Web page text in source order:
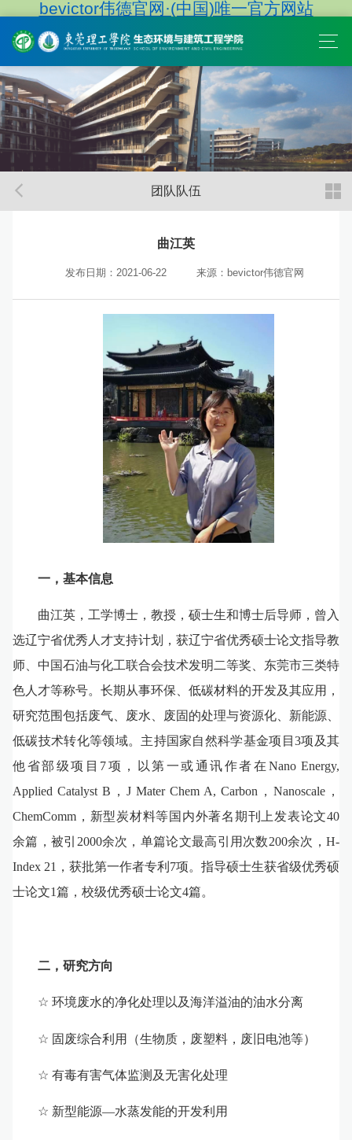
bevictor伟德官网·(中国)唯一官方网站
团队队伍
曲江英
发布日期：2021-06-22 来源：bevictor伟德官网
一，基本信息
曲江英，工学博士，教授，硕士生和博士后导师 ，曾入
选辽宁省优秀人才支持计划 ，获辽宁省优秀硕士论文指导教
师、中国石油与化工联合会技术发明二等奖、东莞市三类特
色人才等称号。 长期从事环保、低碳材料的开发及其应用 ，
研究范围包括废气、废水、废固的处理与资源化、新能源、
低碳技术转化等领域。主持国家自然科学基金项目3项及其
他省部级项目 7项 ， 以第一或通讯作者在 Nano Energy,
Applied Catalyst B ， J Mater Chem A, Carbon ， Nanoscale ，
ChemComm ，新型炭材料等国内外著名期刊上发表论文40
余篇， 被引 2000余次，单篇论文最高引用次数200余次，H-
Index 21 ， 获批第一作者专利 7项。 指导硕士生获省级优秀硕
士论文1篇，校级优秀硕士论文4篇。
二，研究方向
☆环境废水的净化处理以及海洋溢油的油水分离
☆ 固废综合利用 （生物质，废塑料，废旧电池等）
☆有毒有害气体监测及无害化处理
☆ 新型能源—水蒸发能的开发利用